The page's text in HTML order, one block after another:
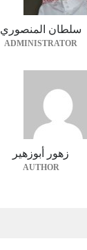
سلطان المنصوري
ADMINISTRATOR
زهور أبوزهير
AUTHOR